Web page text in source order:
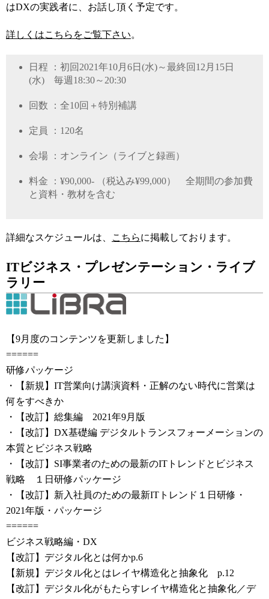
はDXの実践者に、お話し頂く予定です。
詳しくはこちらをご覧下さい。
日程 ：初回 2021年10月 6日 (水)～最終回 12 月 15日
(水) 毎週 18:30～ 20:30
回数 ：全10回＋特別補講
定員 ： 120名
会場 ：オンライン（ライブと録画）
料金 ： ¥90,000- （税込み¥99,000） 全期間の参加費
と資料・教材を含む
詳細なスケジュールは、 こちらに掲載しております。
ITビジネス・プレゼンテーション・ライブ
ラリー
【9月度のコンテンツを更新しました】
======
研修パッケージ
・【新規】IT営業向け講演資料・正解のない時代に営業は
何をすべきか
・【改訂】総集編 2021年9月版
・【改訂】DX基礎編 デジタルトランスフォーメーションの
本質とビジネス戦略
・【改訂】SI事業者のための最新のITトレンドとビジネス
戦略 １日研修パッケージ
・【改訂】新入社員のための最新ITトレンド１日研修・
2021年版・パッケージ
======
ビジネス戦略編・DX
【改訂】デジタル化とは何かp.6
【新規】デジタル化とはレイヤ構造化と抽象化 p.12
【改訂】デジタル化がもたらすレイヤ構造化と抽象化／デ